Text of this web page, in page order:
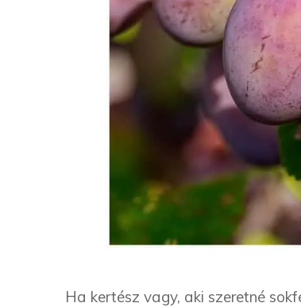
Ha kertész vagy, aki szeretné